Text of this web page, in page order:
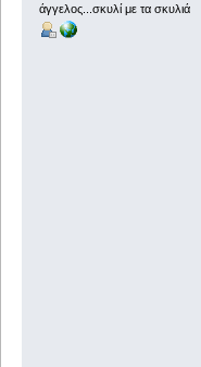
άγγελος...σκυλί με τα σκυλιά